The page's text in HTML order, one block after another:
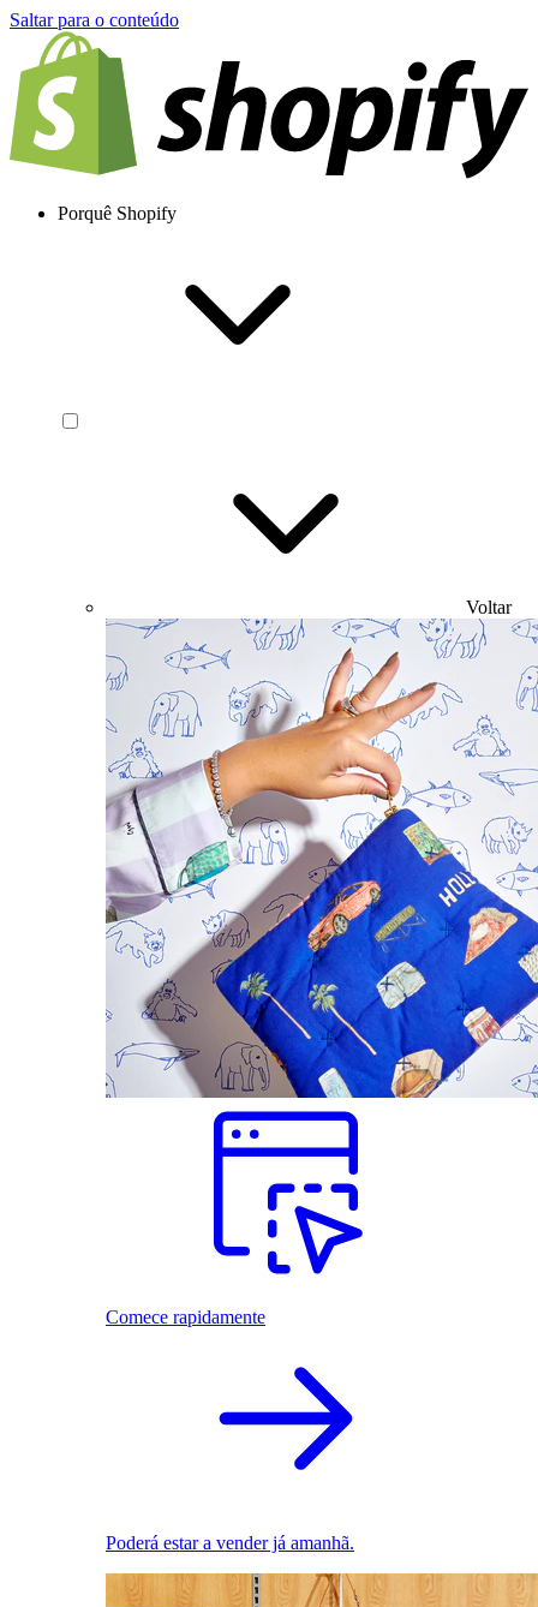
Saltar para o conteúdo
Porquê Shopify
Voltar
Comece rapidamente
Poderá estar a vender já amanhã.